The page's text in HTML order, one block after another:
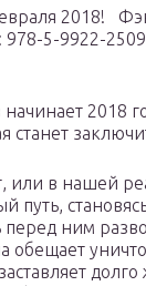
2018!
978-5-9922-
2018
станет
или в нашей
путь,
ним
обещает